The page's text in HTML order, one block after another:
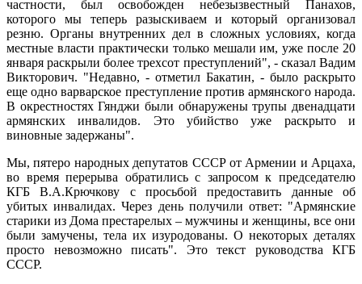
частности, был освобожден небезызвестный Панахов,
которого мы теперь разыскиваем и который организовал
резню. Органы внутренних дел в сложных условиях, когда
местные власти практически только мешали им, уже после 20
января раскрыли более трехсот преступлений", - сказал Вадим
Викторович. "Недавно, - отметил Бакатин, - было раскрыто
еще одно варварское преступление против армянского народа.
В окрестностях Гянджи были обнаружены трупы двенадцати
армянских инвалидов. Это убийство уже раскрыто и
виновные задержаны".
Мы, пятеро народных депутатов СССР от Армении и Арцаха,
во время перерыва обратились с запросом к председателю
КГБ В.А.Крючкову с просьбой предоставить данные об
убитых инвалидах. Через день получили ответ: "Армянские
старики из Дома престарелых – мужчины и женщины, все они
были замучены, тела их изуродованы. О некоторых деталях
просто невозможно писать". Это текст руководства КГБ
СССР.